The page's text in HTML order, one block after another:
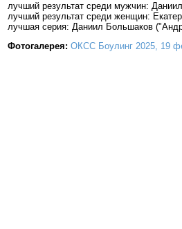
лучший результат среди мужчин:
лучший результат среди женщин:
лучшая серия: Даниил Большаков
Фотогалерея: ОКСС Боулинг 2025, 19